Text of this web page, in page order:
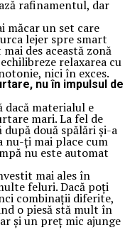
rafinamentul, dar
măcar un set care
lejer spre smart
des această zonă
relaxarea cu
nici în exces.
nu în impulsul de
dacă materialul e
mari. La fel de
două spălări și-a
ți mai place cum
nu este automat
mai ales în
feluri. Dacă poți
combinații diferite,
o piesă stă mult în
și un preț mic ajunge